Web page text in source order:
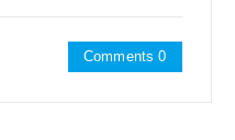
Comments 0